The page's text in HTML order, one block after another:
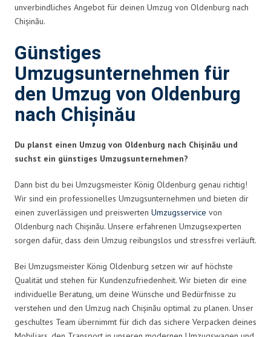
unverbindliches Angebot für deinen Umzug von Oldenburg nach
Chișinău.
Günstiges
Umzugsunternehmen für
den Umzug von Oldenburg
nach Chișinău
Du planst einen Umzug von Oldenburg nach Chișinău und
suchst ein günstiges Umzugsunternehmen?
Dann bist du bei Umzugsmeister König Oldenburg genau richtig!
Wir sind ein professionelles Umzugsunternehmen und bieten dir
einen zuverlässigen und preiswerten Umzugsservice von
Oldenburg nach Chișinău. Unsere erfahrenen Umzugsexperten
sorgen dafür, dass dein Umzug reibungslos und stressfrei verläuft.
Bei Umzugsmeister König Oldenburg setzen wir auf höchste
Qualität und stehen für Kundenzufriedenheit. Wir bieten dir eine
individuelle Beratung, um deine Wünsche und Bedürfnisse zu
verstehen und den Umzug nach Chișinău optimal zu planen. Unser
geschultes Team übernimmt für dich das sichere Verpacken deines